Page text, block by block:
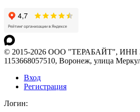
© 2015-2026 ООО "ТЕРАБАЙТ", ИНН
1153668057510, Воронеж, улица
Вход
Регистрация
Логин: